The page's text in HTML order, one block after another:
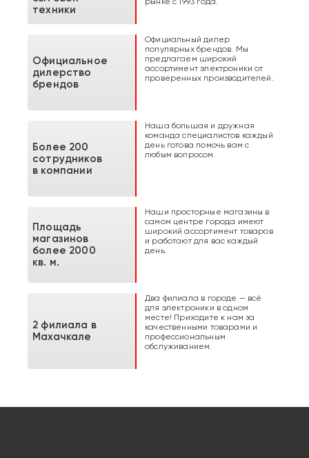
техники
Официальное
дилерство
брендов
Официальный дилер
популярных брендов. Мы
предлагаем широкий
ассортимент электроники от
проверенных производителей.
Более 200
сотрудников
в компании
Наша большая и дружная
команда специалистов каждый
день готова помочь вам с
любым вопросом.
Площадь
магазинов
более 2000
кв. м.
Наши просторные магазины в
самом центре города имеют
широкий ассортимент товаров
и работают для вас каждый
день.
2 филиала в
Махачкале
Два филиала в городе — всё
для электроники в одном
месте! Приходите к нам за
качественными товарами и
профессиональным
обслуживанием.